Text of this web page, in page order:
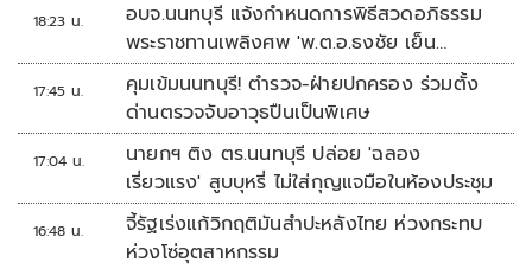
18:23 น.
อบจ.นนทบุรี แจ้งกำหนดการพิธีสวดอภิธรรม
พระราชทานเพลิงศพ 'พ.ต.อ.ธงชัย เย็น
ประเสริฐ'
17:45 น.
คุมเข้มนนทบุรี! ตำรวจ-ฝ่ายปกครอง ร่วมตั้ง
ด่านตรวจจับอาวุธปืนเป็นพิเศษ
17:04 น.
นายกฯ ติง ตร.นนทบุรี ปล่อย 'ฉลอง
เรี่ยวแรง' สูบบุหรี่ ไม่ใส่กุญแจมือในห้องประชุม
16:48 น.
จี้รัฐเร่งแก้วิกฤติมันสำปะหลังไทย ห่วงกระทบ
ห่วงโซ่อุตสาหกรรม